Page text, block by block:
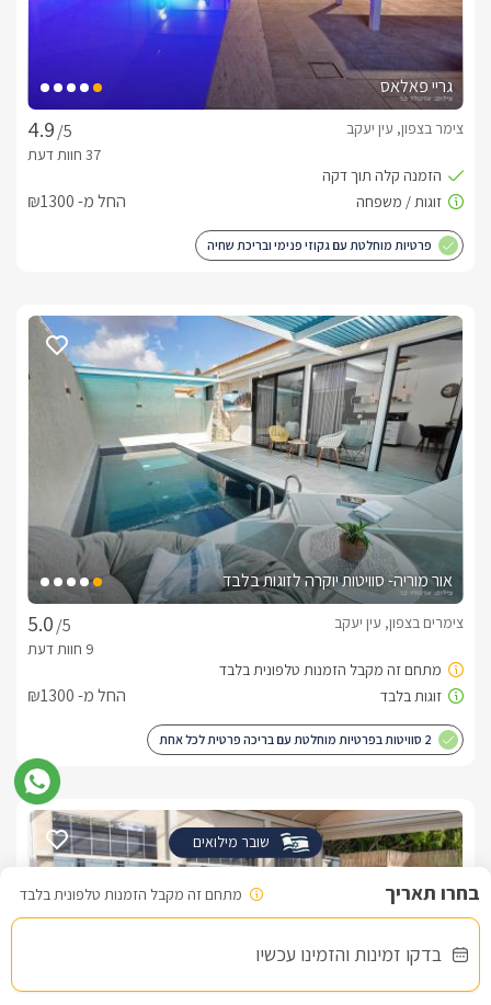
מתחם זה מקבל הזמנות טלפונית בלבד
בדקו זמינות והזמינו עכשיו
גריי פאלאס
/5
צימר בצפון, עין יעקב
החל מ- ₪1300
פרטיות מוחלטת עם גקוזי פנימי ובריכת שחיה
אור מוריה- סוויטות יוקרה לזוגות בלבד
/5
צימרים בצפון, עין יעקב
החל מ- ₪1300
2 סוויטות בפרטיות מוחלטת עם בריכה פרטית לכל אחת
שובר מילואים